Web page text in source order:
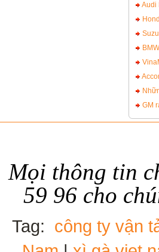
Audi
GM
Mọi thông tin
59 96 cho
Tag: công ty vận